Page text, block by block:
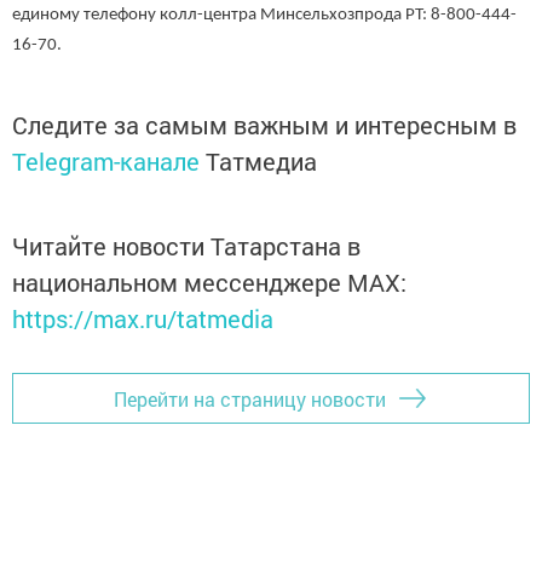
единому телефону колл-центра Минсельхозпрода РТ: 8-800-444-
16-70.
Следите за самым важным и интересным в
Telegram-канале Татмедиа
Читайте новости Татарстана в
национальном мессенджере MАХ:
https://max.ru/tatmedia
Перейти на страницу новости